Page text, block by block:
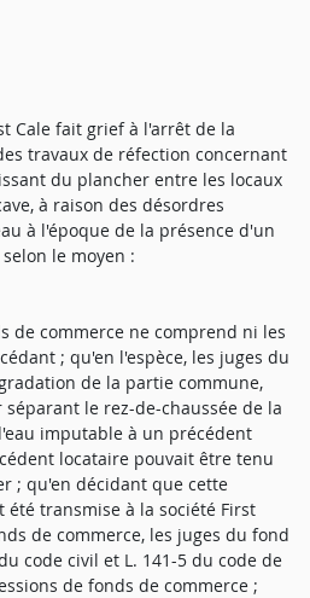
Cale fait grief à l'arrêt de la
travaux de réfection concernant
du plancher entre les locaux
à raison des désordres
à l'époque de la présence d'un
le moyen :
de commerce ne comprend ni les
; qu'en l'espèce, les juges du
de la partie commune,
le rez-de-chaussée de la
imputable à un précédent
locataire pouvait être tenu
; qu'en décidant que cette
transmise à la société First
de commerce, les juges du fond
code civil et L. 141-5 du code de
de fonds de commerce ;